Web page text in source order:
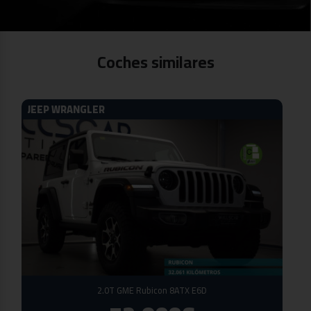
Coches similares
JEEP WRANGLER
2.0T GME Rubicon 8ATX E6D